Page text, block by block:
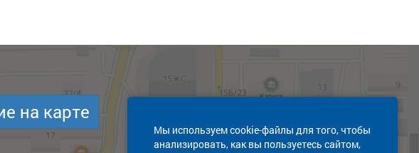
Мы используем cookie-файлы для того, чтобы
анализировать, как вы пользуетесь сайтом,
на карте